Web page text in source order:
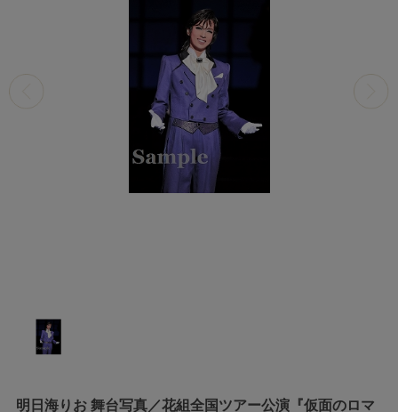
明日海りお 舞台写真／花組全国ツアー公演『仮面のロマ